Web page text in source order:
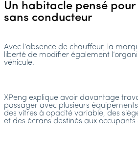
Un habitacle pensé
sans conducteur
Avec l’absence de chauffeur, la
liberté de modifier également
véhicule.
XPeng explique avoir davantage
passager avec plusieurs
des vitres à opacité variable, des
et des écrans destinés aux occupants